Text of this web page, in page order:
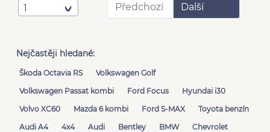
1 Předchozí Další
Nejčastěji hledané:
Škoda Octavia RS
Volkswagen Golf
Volkswagen Passat kombi
Ford Focus
Hyundai i30
Volvo XC60
Mazda 6 kombi Ford S-MAX
Toyota benzín
Audi A4
4x4 Audi Bentley BMW
Chevrolet